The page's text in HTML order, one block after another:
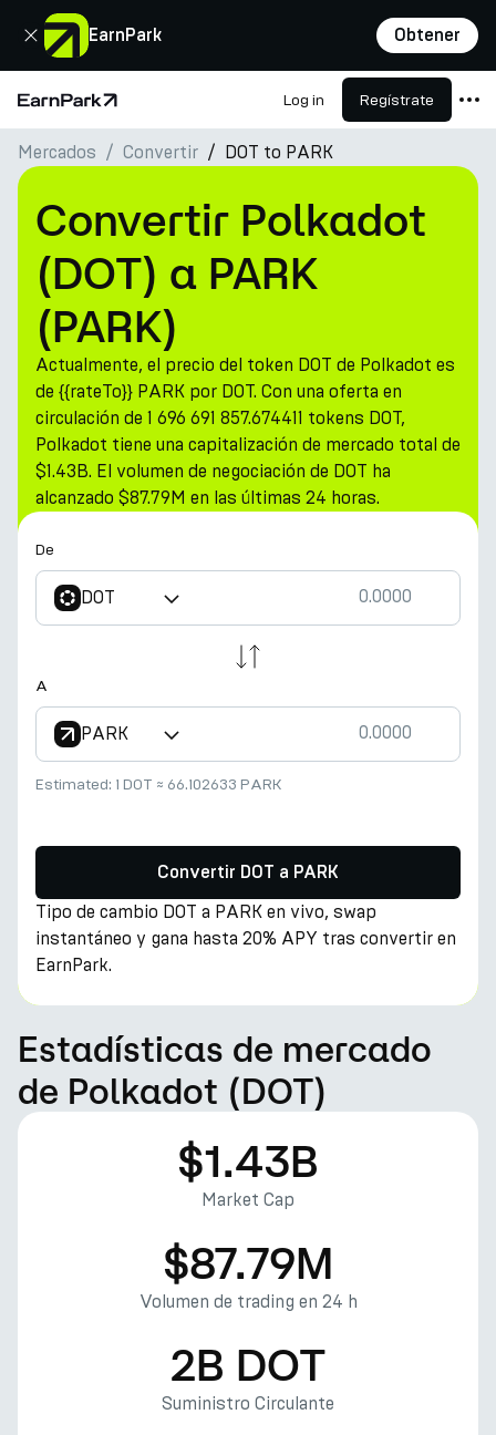
EarnPark Obtener
Cerrar
Página de inicio Log in Regístrate
Productos
Mercados
Calculadoras
PARK Token
Recursos
Compañía
Mercados Convertir DOT to PARK
Convertir Polkadot
(DOT) a PARK
(PARK)
Actualmente, el precio del token DOT de Polkadot es
de {{rateTo}} PARK por DOT. Con una oferta en
circulación de 1 696 691 857.674411 tokens DOT,
Polkadot tiene una capitalización de mercado total de
$1.43B. El volumen de negociación de DOT ha
alcanzado $87.79M en las últimas 24 horas.
De
DOT
A
PARK
Estimated: 1 DOT ≈ 66.102633 PARK
Convertir DOT a PARK
Tipo de cambio DOT a PARK en vivo, swap
instantáneo y gana hasta 20% APY tras convertir en
EarnPark.
Estadísticas de mercado
de Polkadot (DOT)
$1.43B
Market Cap
$87.79M
Volumen de trading en 24 h
2B DOT
Suministro Circulante